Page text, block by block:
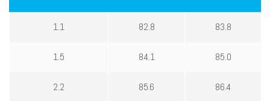
1.1 82.8 83.8
1.5 84.1 85.0
2.2 85.6 86.4